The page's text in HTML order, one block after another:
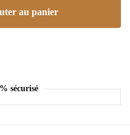
au panier
sécurisé